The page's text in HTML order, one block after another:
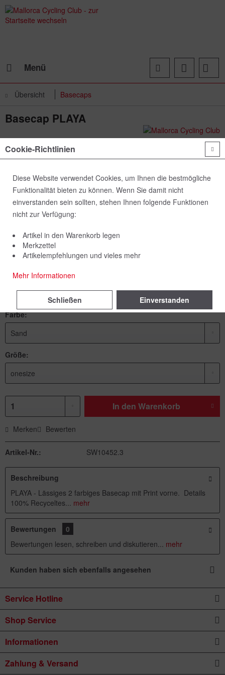
Menü
Übersicht Basecaps
Basecap PLAYA
29,00 € *
Farbe:
Größe:
In den Warenkorb
Merken Bewerten
Artikel-Nr.: SW10452.3
Beschreibung
PLAYA - Lässiges 2 farbiges Basecap mit Print vorne. Details
100% Recyceltes... mehr
Bewertungen
0
Bewertungen lesen, schreiben und diskutieren... mehr
Kunden haben sich ebenfalls angesehen
Service Hotline
Shop Service
Informationen
Zahlung & Versand
Cookie-Richtlinien
Diese Website verwendet Cookies, um Ihnen die bestmögliche
Funktionalität bieten zu können. Wenn Sie damit nicht
einverstanden sein sollten, stehen Ihnen folgende Funktionen
nicht zur Verfügung:
Artikel in den Warenkorb legen
Merkzettel
Artikelempfehlungen und vieles mehr
Mehr Informationen
Einverstanden
Schließen